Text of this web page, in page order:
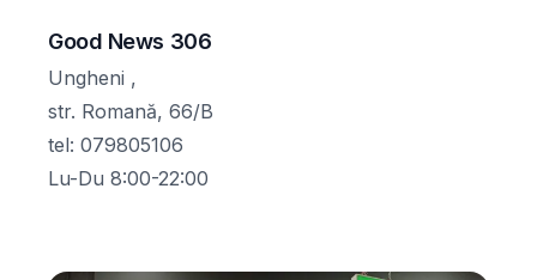
Good News 306
Ungheni ,
str. Romană, 66/B
tel: 079805106
Lu-Du 8:00-22:00